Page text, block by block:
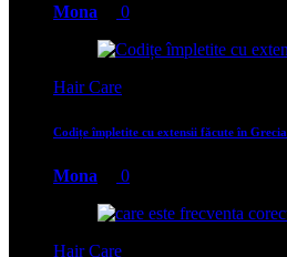
Mona 0
Hair Care
Codițe împletite cu extensii făcute în Grecia
Mona 0
Hair Care